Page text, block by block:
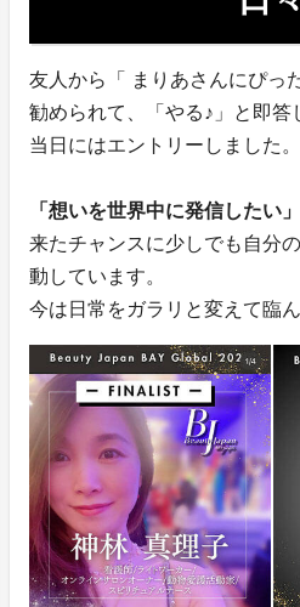
友人から「 まりあさんにぴっ
勧められて、「やる♪」と即答
当日にはエントリーしました。
「想いを世界中に発信したい」
来たチャンスに少しでも自分
動しています。
今は日常をガラリと変えて臨ん